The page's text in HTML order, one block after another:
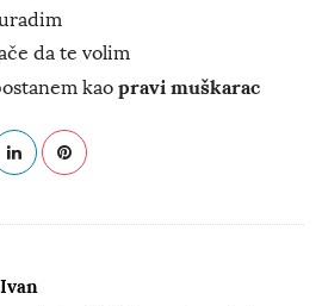
da te volim
kao pravi muškarac